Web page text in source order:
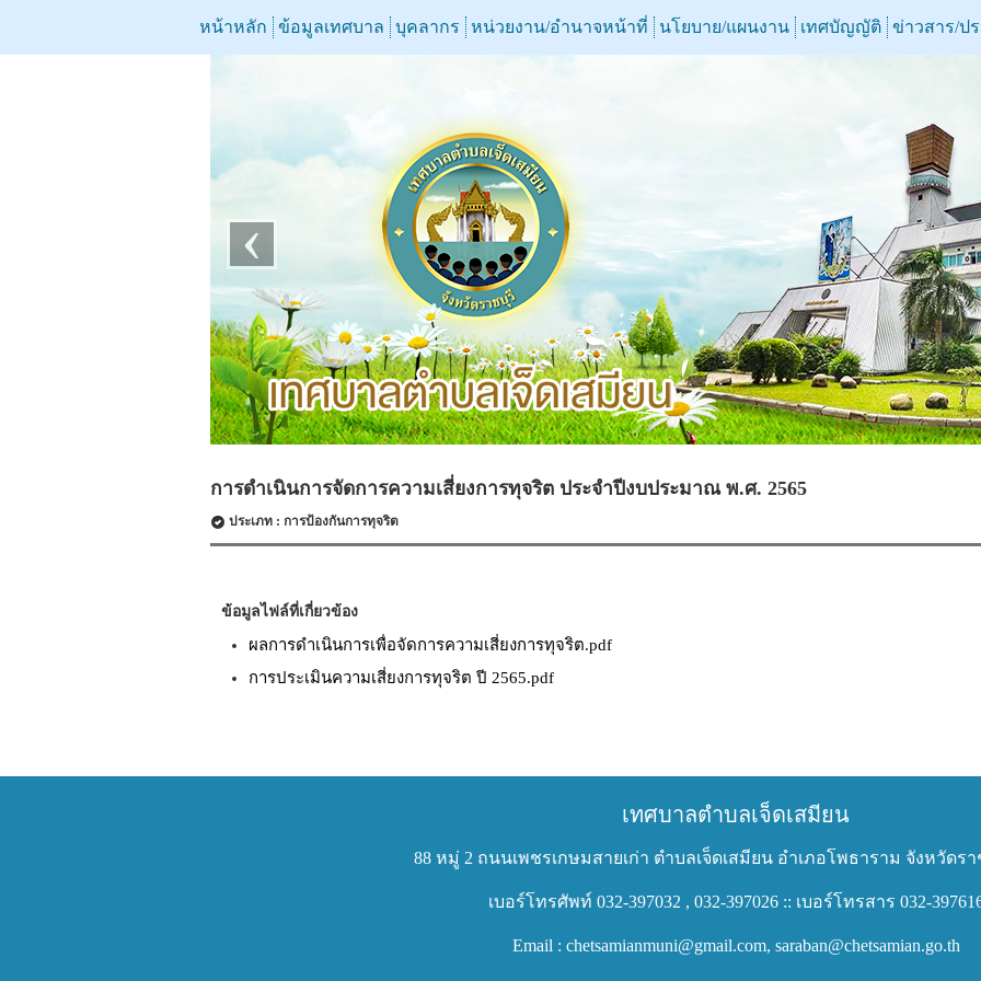
หน้าหลัก ข้อมูลเทศบาล บุคลากร หน่วยงาน/อำนาจหน้าที่ นโยบาย/แผนงาน เทศบัญญัติ ข่าวสาร/ป
‹
การดำเนินการจัดการความเสี่ยงการทุจริต ประจำปีงบประมาณ พ.ศ. 2565
ประเภท : การป้องกันการทุจริต
ข้อมูลไฟล์ที่เกี่ยวข้อง
ผลการดำเนินการเพื่อจัดการความเสี่ยงการทุจริต.pdf
การประเมินความเสี่ยงการทุจริต ปี 2565.pdf
เทศบาลตำบลเจ็ดเสมียน
88 หมู่ 2 ถนนเพชรเกษมสายเก่า ตำบลเจ็ดเสมียน อำเภอโพธาราม จังหวัดรา
เบอร์โทรศัพท์ 032-397032 , 032-397026 :: เบอร์โทรสาร 032-
Email : chetsamianmuni@gmail.com, saraban@chetsamian.go.th